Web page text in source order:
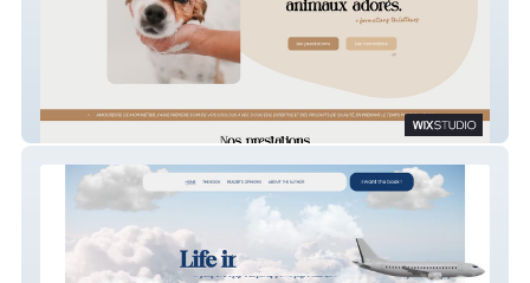
Opti'toilettage